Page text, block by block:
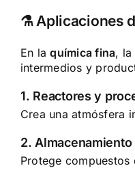
⚗️ Aplicaciones
En laquímica fina, la
intermedios y
1. Reactores y
Crea una atmósfera
2.
Protege